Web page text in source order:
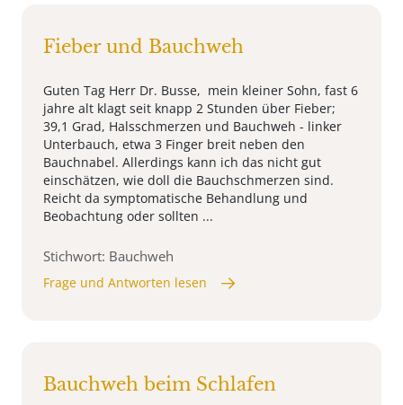
Fieber und Bauchweh
Guten Tag Herr Dr. Busse, mein kleiner Sohn, fast 6
jahre alt klagt seit knapp 2 Stunden über Fieber;
39,1 Grad, Halsschmerzen und Bauchweh - linker
Unterbauch, etwa 3 Finger breit neben den
Bauchnabel. Allerdings kann ich das nicht gut
einschätzen, wie doll die Bauchschmerzen sind.
Reicht da symptomatische Behandlung und
Beobachtung oder sollten ...
Stichwort: Bauchweh
Frage und Antworten lesen
Bauchweh beim Schlafen